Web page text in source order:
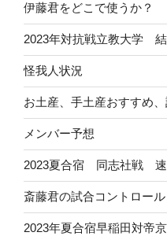
伊藤君をどこで使うか？
2023年対抗戦立教大学
怪我人状況
お土産、手土産おすすめ
メンバー予想
2023夏合宿 同志社戦
斎藤君の試合コントロール
2023年夏合宿早稲田対帝